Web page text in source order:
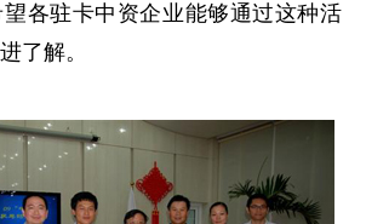
各驻卡中资企业能够通过这种活
了解。